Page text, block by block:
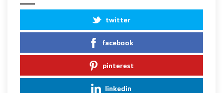
twitter
facebook
pinterest
linkedin